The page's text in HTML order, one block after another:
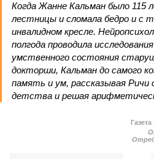
Когда Жанне Кальман было 115
лестницы и сломала бедро и с
инвалидном кресле.
полгода проводила
умственного состояния
докторши, Кальман до самого
память и ум, рассказывая Ричи
детства и решая
Газета